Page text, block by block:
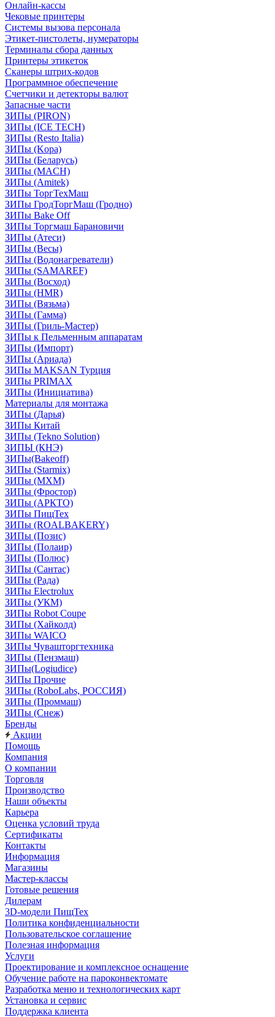
Онлайн-кассы
Чековые принтеры
Системы вызова персонала
Этикет-пистолеты, нумераторы
Терминалы сбора данных
Принтеры этикеток
Сканеры штрих-кодов
Программное обеспечение
Счетчики и детекторы валют
Запасные части
ЗИПы (PIRON)
ЗИПы (ICE TECH)
ЗИПы (Resto Italia)
ЗИПы (Kopa)
ЗИПы (Беларусь)
ЗИПы (MACH)
ЗИПы (Amitek)
ЗИПы ТоргТехМаш
ЗИПы ГродТоргМаш (Гродно)
ЗИПы Bake Off
ЗИПы Торгмаш Барановичи
ЗИПы (Атеси)
ЗИПы (Весы)
ЗИПы (Водонагреватели)
ЗИПы (SAMAREF)
ЗИПы (Восход)
ЗИПы (HMR)
ЗИПы (Вязьма)
ЗИПы (Гамма)
ЗИПы (Гриль-Мастер)
ЗИПы к Пельменным аппаратам
ЗИПы (Импорт)
ЗИПы (Ариада)
ЗИПы MAKSAN Турция
ЗИПы PRIMAX
ЗИПы (Инициатива)
Материалы для монтажа
ЗИПы (Дарья)
ЗИПы Китай
ЗИПы (Tekno Solution)
ЗИПЫ (КНЭ)
ЗИПы(Bakeoff)
ЗИПы (Starmix)
ЗИПы (МХМ)
ЗИПы (Фростор)
ЗИПы (АРКТО)
ЗИПы ПищТех
ЗИПы (ROALBAKERY)
ЗИПы (Позис)
ЗИПы (Полаир)
ЗИПы (Полюс)
ЗИПы (Сантас)
ЗИПы (Рада)
ЗИПы Electrolux
ЗИПы (УКМ)
ЗИПы Robot Coupe
ЗИПы (Хайколд)
ЗИПы WAICO
ЗИПы Чувашторгтехника
ЗИПы (Пензмаш)
ЗИПы(Logiudice)
ЗИПы Прочие
ЗИПы (RoboLabs, РОССИЯ)
ЗИПы (Проммаш)
ЗИПы (Снеж)
Бренды
Акции
Помощь
Компания
О компании
Торговля
Производство
Наши объекты
Карьера
Оценка условий труда
Сертификаты
Контакты
Информация
Магазины
Мастер-классы
Готовые решения
Дилерам
3D-модели ПищТех
Политика конфиденциальности
Пользовательское соглашение
Полезная информация
Услуги
Проектирование и комплексное оснащение
Обучение работе на пароконвектомате
Разработка меню и технологических карт
Установка и сервис
Поддержка клиента